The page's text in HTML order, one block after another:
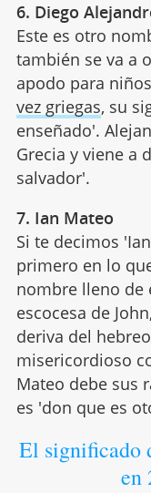
6. Diego
Este es otro
también se va a
apodo para
vez griegas, su
enseñado'.
Grecia y viene a
salvador'.
7. Ian Mateo
Si te decimos
primero en lo
nombre lleno de
escocesa de
deriva del
misericordioso
Mateo debe sus
es 'don que es
El significado
en